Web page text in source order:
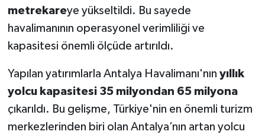
metrekareye yükseltildi. Bu sayede
havalimanının operasyonel verimliliği ve
kapasitesi önemli ölçüde artırıldı.
Yapılan yatırımlarla Antalya Havalimanı'nın yıllık
yolcu kapasitesi 35 milyondan 65 milyona
çıkarıldı. Bu gelişme, Türkiye'nin en önemli turizm
merkezlerinden biri olan Antalya’nın artan yolcu